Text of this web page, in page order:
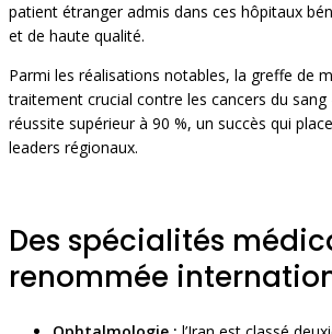
patient étranger admis dans ces hôpitaux
et de haute qualité.
Parmi les réalisations notables, la greffe de
traitement crucial contre les cancers du
réussite supérieur à 90 %, un succès qui
leaders régionaux.
Des spécialités
renommée